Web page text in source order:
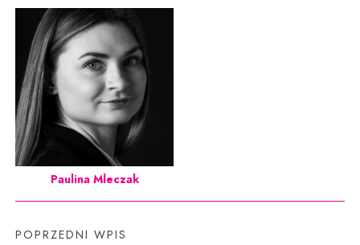
Paulina Mleczak
POPRZEDNI WPIS